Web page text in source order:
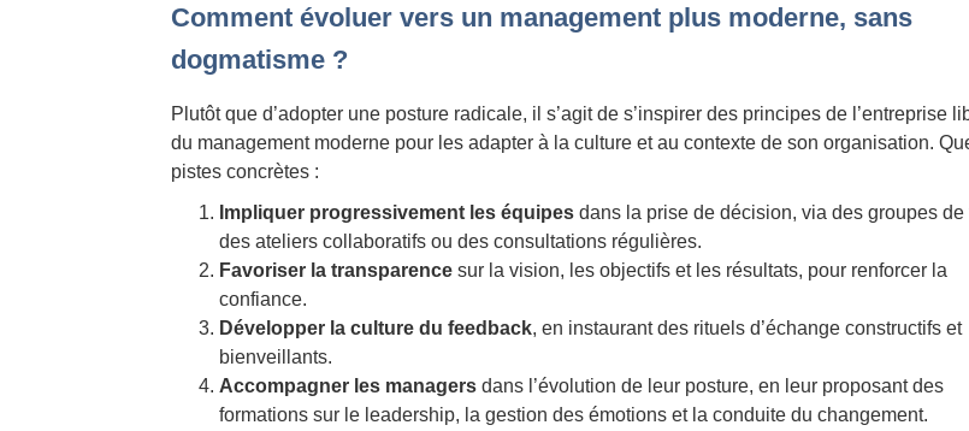
Comment évoluer vers un management plus moderne, sans
dogmatisme ?
Plutôt que d’adopter une posture radicale, il s’agit de s’inspirer des principes de l’entreprise
du management moderne pour les adapter à la culture et au contexte de son organisation.
pistes concrètes :
Impliquer progressivement les équipes dans la prise de décision, via des groupes de
des ateliers collaboratifs ou des consultations régulières.
Favoriser la transparence sur la vision, les objectifs et les résultats, pour renforcer la
confiance.
Développer la culture du feedback, en instaurant des rituels d’échange constructifs et
bienveillants.
Accompagner les managers dans l’évolution de leur posture, en leur proposant des
formations sur le leadership, la gestion des émotions et la conduite du changement.